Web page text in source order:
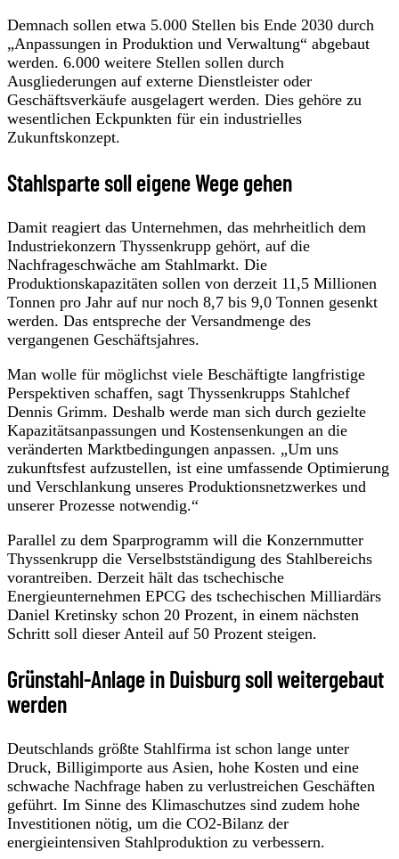
Demnach sollen etwa 5.000 Stellen bis Ende 2030 durch
„Anpassungen in Produktion und Verwaltung“ abgebaut
werden. 6.000 weitere Stellen sollen durch
Ausgliederungen auf externe Dienstleister oder
Geschäftsverkäufe ausgelagert werden. Dies gehöre zu
wesentlichen Eckpunkten für ein industrielles
Zukunftskonzept.
Stahlsparte soll eigene Wege gehen
Damit reagiert das Unternehmen, das mehrheitlich dem
Industriekonzern Thyssenkrupp gehört, auf die
Nachfrageschwäche am Stahlmarkt. Die
Produktionskapazitäten sollen von derzeit 11,5 Millionen
Tonnen pro Jahr auf nur noch 8,7 bis 9,0 Tonnen gesenkt
werden. Das entspreche der Versandmenge des
vergangenen Geschäftsjahres.
Man wolle für möglichst viele Beschäftigte langfristige
Perspektiven schaffen, sagt Thyssenkrupps Stahlchef
Dennis Grimm. Deshalb werde man sich durch gezielte
Kapazitätsanpassungen und Kostensenkungen an die
veränderten Marktbedingungen anpassen. „Um uns
zukunftsfest aufzustellen, ist eine umfassende Optimierung
und Verschlankung unseres Produktionsnetzwerkes und
unserer Prozesse notwendig.“
Parallel zu dem Sparprogramm will die Konzernmutter
Thyssenkrupp die Verselbstständigung des Stahlbereichs
vorantreiben. Derzeit hält das tschechische
Energieunternehmen EPCG des tschechischen Milliardärs
Daniel Kretinsky schon 20 Prozent, in einem nächsten
Schritt soll dieser Anteil auf 50 Prozent steigen.
Grünstahl-Anlage in Duisburg soll weitergebaut
werden
Deutschlands größte Stahlfirma ist schon lange unter
Druck, Billigimporte aus Asien, hohe Kosten und eine
schwache Nachfrage haben zu verlustreichen Geschäften
geführt. Im Sinne des Klimaschutzes sind zudem hohe
Investitionen nötig, um die CO2-Bilanz der
energieintensiven Stahlproduktion zu verbessern.